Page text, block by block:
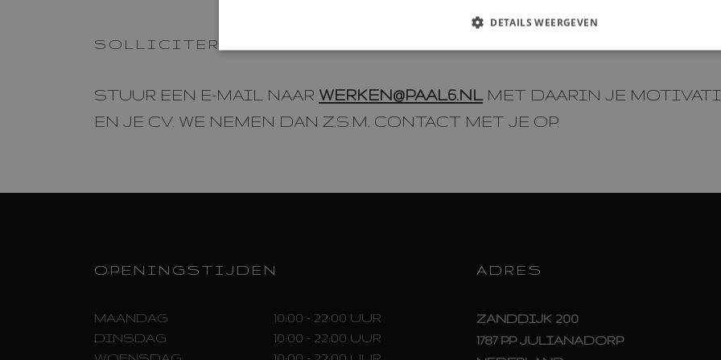
SOLLICITEREN
STUUR EEN E-MAIL NAAR WERKEN@PAAL6.NL MET DAARIN JE
EN JE CV. WE NEMEN DAN Z.S.M. CONTACT MET JE OP.
OPENINGSTIJDEN
MAANDAG
10:00 - 22:00 UUR
DINSDAG
10:00 - 22:00 UUR
ADRES
ZANDDIJK 200
1787 PP JULIANADORP
DETAILS WEERGEVEN